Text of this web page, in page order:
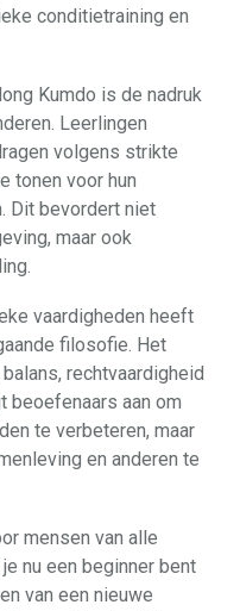
conditietraining en
Kumdo is de nadruk
Leerlingen
volgens strikte
tonen voor hun
Dit bevordert niet
maar ook
vaardigheden heeft
filosofie. Het
rechtvaardigheid
beoefenaars aan om
te verbeteren, maar
en anderen te
mensen van alle
nu een beginner bent
van een nieuwe